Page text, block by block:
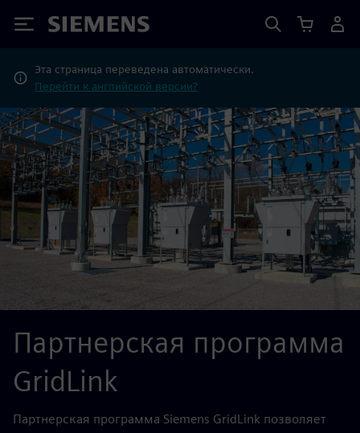
Siemens
Эта страница переведена автоматически.
Перейти к английской версии?
Партнерская программа
GridLink
Партнерская программа Siemens GridLink позволяет